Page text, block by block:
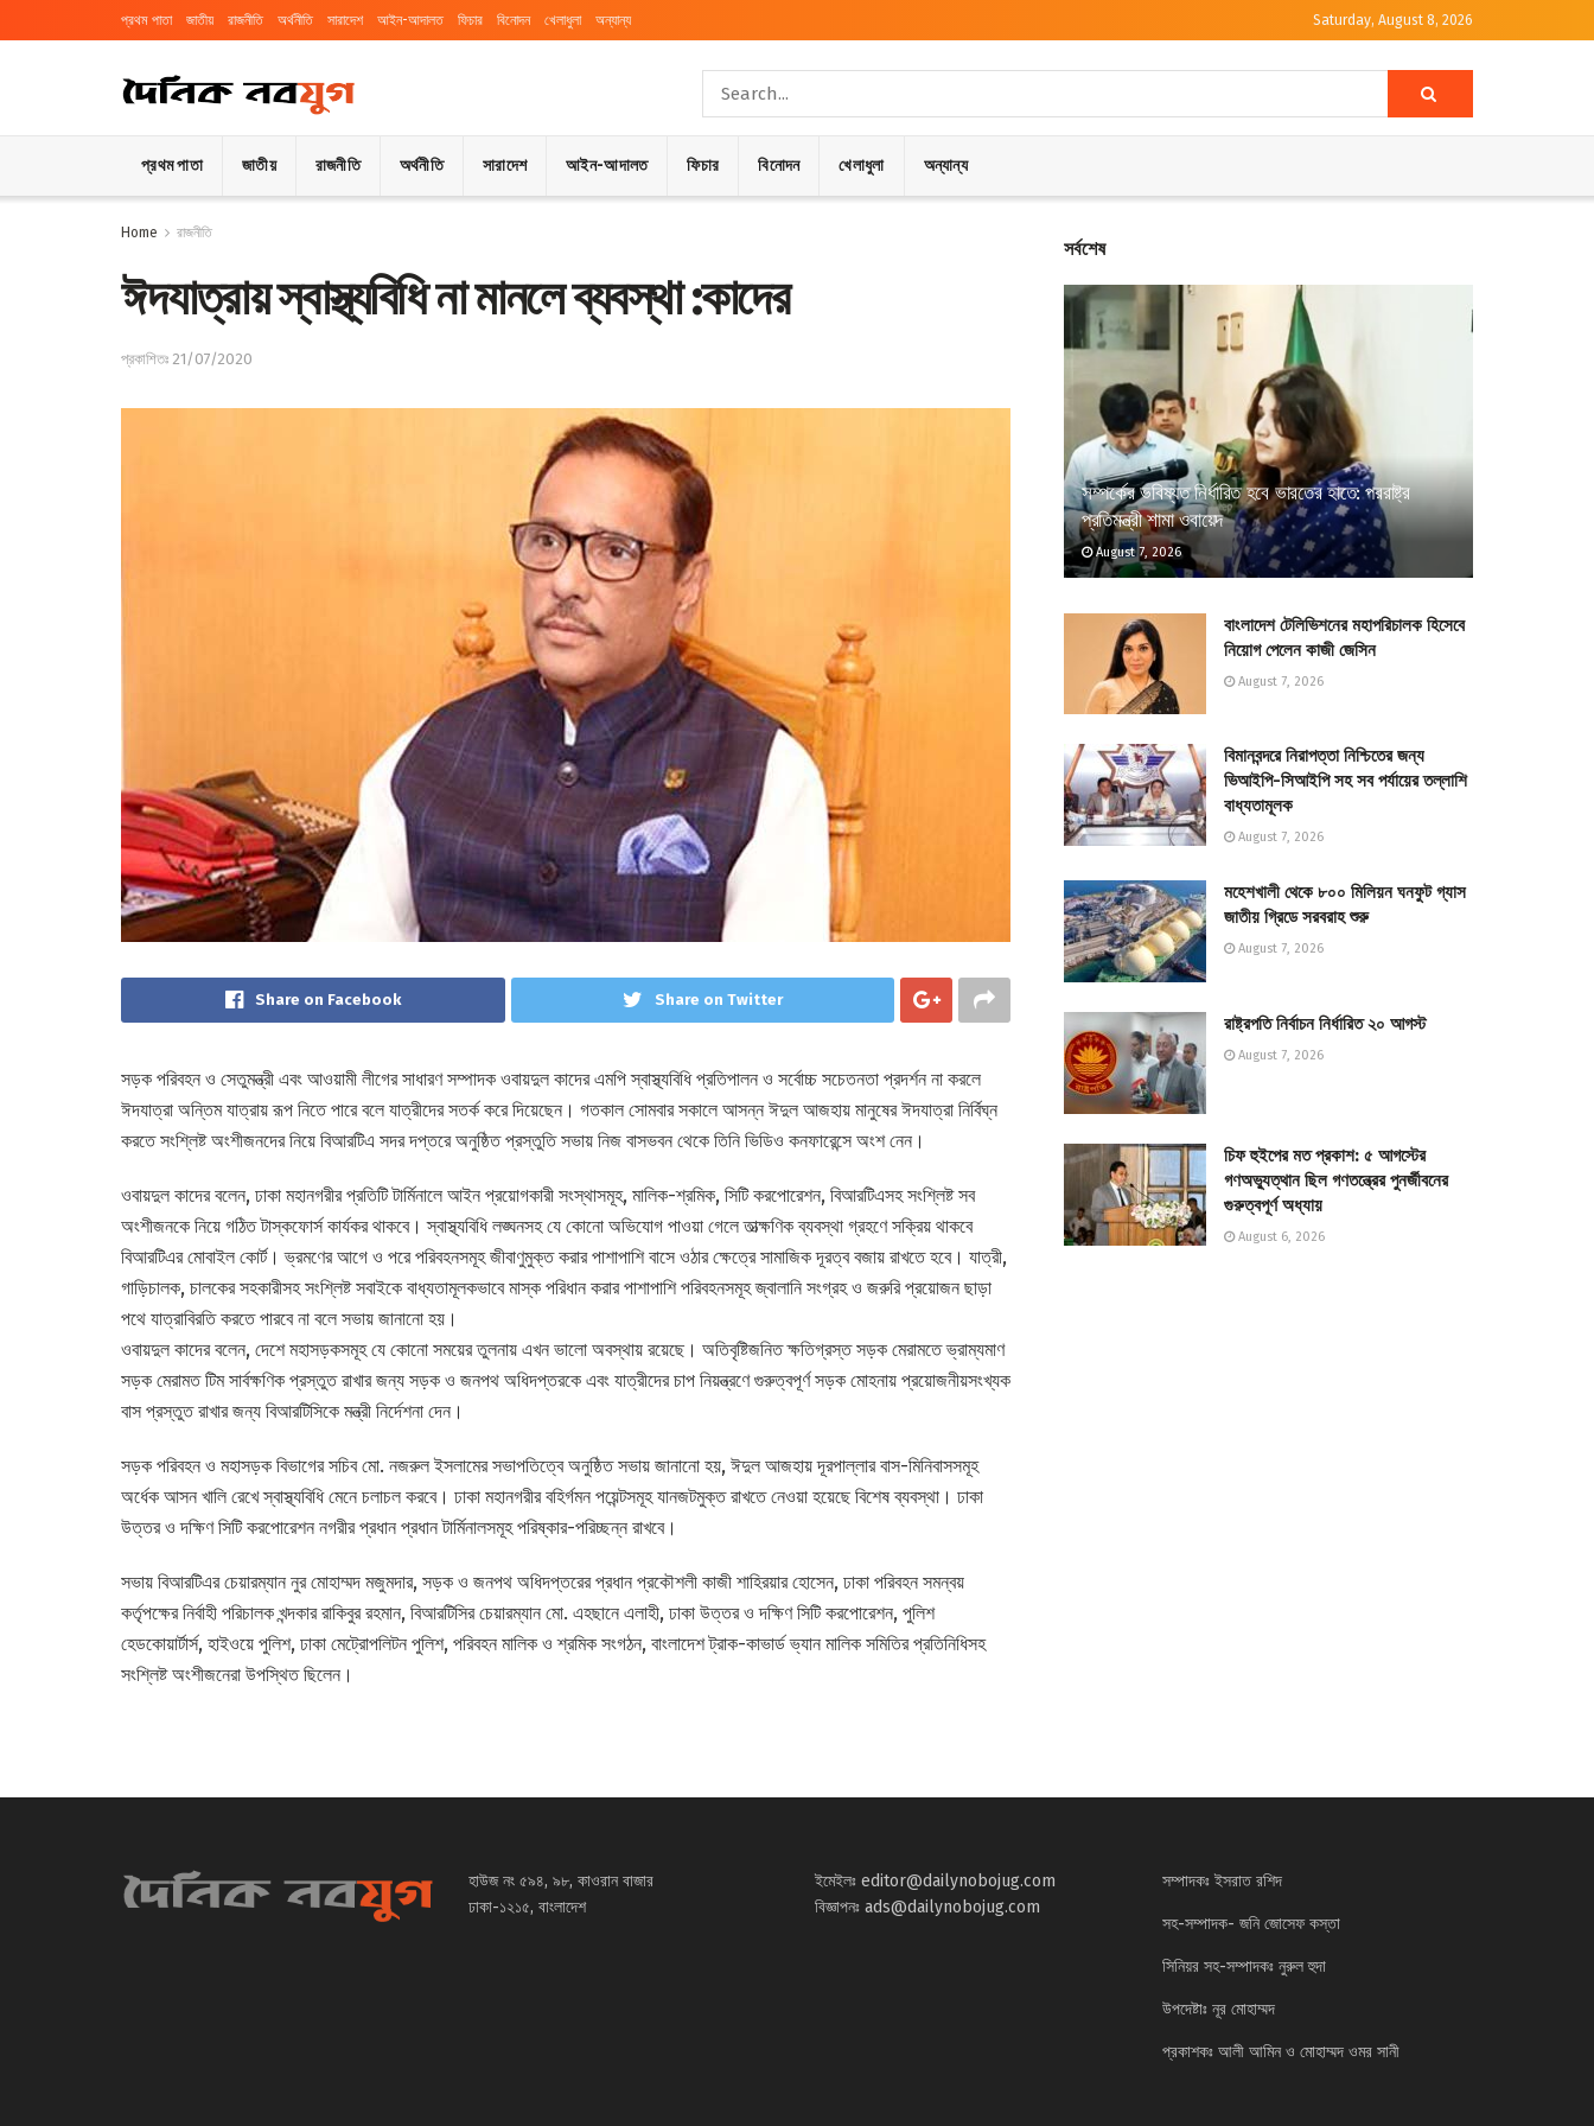
প্রথম পাতা জাতীয় রাজনীতি অর্থনীতি সারাদেশ আইন-আদালত ফিচার বিনোদন খেলাধুলা অন্যান্য Saturday, August 8, 2026
প্রথম পাতা জাতীয় রাজনীতি অর্থনীতি সারাদেশ আইন-আদালত ফিচার বিনোদন খেলাধুলা অন্যান্য
Home রাজনীতি
ঈদযাত্রায় স্বাস্থ্যবিধি না মানলে ব্যবস্থা :কাদের
প্রকাশিতঃ 21/07/2020
Share on Facebook Share on Twitter
সড়ক পরিবহন ও সেতুমন্ত্রী এবং আওয়ামী লীগের সাধারণ সম্পাদক ওবায়দুল কাদের এমপি স্বাস্থ্যবিধি প্রতিপালন ও সর্বোচ্চ সচেতনতা প্রদর্শন না করলে
ঈদযাত্রা অন্তিম যাত্রায় রূপ নিতে পারে বলে যাত্রীদের সতর্ক করে দিয়েছেন। গতকাল সোমবার সকালে আসন্ন ঈদুল আজহায় মানুষের ঈদযাত্রা নির্বিঘ্ন
করতে সংশ্লিষ্ট অংশীজনদের নিয়ে বিআরটিএ সদর দপ্তরে অনুষ্ঠিত প্রস্তুতি সভায় নিজ বাসভবন থেকে তিনি ভিডিও কনফারেন্সে অংশ নেন।
ওবায়দুল কাদের বলেন, ঢাকা মহানগরীর প্রতিটি টার্মিনালে আইন প্রয়োগকারী সংস্থাসমূহ, মালিক-শ্রমিক, সিটি করপোরেশন, বিআরটিএসহ সংশ্লিষ্ট সব
অংশীজনকে নিয়ে গঠিত টাস্কফোর্স কার্যকর থাকবে। স্বাস্থ্যবিধি লঙ্ঘনসহ যে কোনো অভিযোগ পাওয়া গেলে তাত্ক্ষণিক ব্যবস্থা গ্রহণে সক্রিয় থাকবে
বিআরটিএর মোবাইল কোর্ট। ভ্রমণের আগে ও পরে পরিবহনসমূহ জীবাণুমুক্ত করার পাশাপাশি বাসে ওঠার ক্ষেত্রে সামাজিক দূরত্ব বজায় রাখতে হবে। যাত্রী,
গাড়িচালক, চালকের সহকারীসহ সংশ্লিষ্ট সবাইকে বাধ্যতামূলকভাবে মাস্ক পরিধান করার পাশাপাশি পরিবহনসমূহ জ্বালানি সংগ্রহ ও জরুরি প্রয়োজন ছাড়া
পথে যাত্রাবিরতি করতে পারবে না বলে সভায় জানানো হয়।
ওবায়দুল কাদের বলেন, দেশে মহাসড়কসমূহ যে কোনো সময়ের তুলনায় এখন ভালো অবস্থায় রয়েছে। অতিবৃষ্টিজনিত ক্ষতিগ্রস্ত সড়ক মেরামতে ভ্রাম্যমাণ
সড়ক মেরামত টিম সার্বক্ষণিক প্রস্তুত রাখার জন্য সড়ক ও জনপথ অধিদপ্তরকে এবং যাত্রীদের চাপ নিয়ন্ত্রণে গুরুত্বপূর্ণ সড়ক মোহনায় প্রয়োজনীয়সংখ্যক
বাস প্রস্তুত রাখার জন্য বিআরটিসিকে মন্ত্রী নির্দেশনা দেন।
সড়ক পরিবহন ও মহাসড়ক বিভাগের সচিব মো. নজরুল ইসলামের সভাপতিত্বে অনুষ্ঠিত সভায় জানানো হয়, ঈদুল আজহায় দূরপাল্লার বাস-মিনিবাসসমূহ
অর্ধেক আসন খালি রেখে স্বাস্থ্যবিধি মেনে চলাচল করবে। ঢাকা মহানগরীর বহির্গমন পয়েন্টসমূহ যানজটমুক্ত রাখতে নেওয়া হয়েছে বিশেষ ব্যবস্থা। ঢাকা
উত্তর ও দক্ষিণ সিটি করপোরেশন নগরীর প্রধান প্রধান টার্মিনালসমূহ পরিষ্কার-পরিচ্ছন্ন রাখবে।
সভায় বিআরটিএর চেয়ারম্যান নুর মোহাম্মদ মজুমদার, সড়ক ও জনপথ অধিদপ্তরের প্রধান প্রকৌশলী কাজী শাহিরয়ার হোসেন, ঢাকা পরিবহন সমন্বয়
কর্তৃপক্ষের নির্বাহী পরিচালক খন্দকার রাকিবুর রহমান, বিআরটিসির চেয়ারম্যান মো. এহছানে এলাহী, ঢাকা উত্তর ও দক্ষিণ সিটি করপোরেশন, পুলিশ
হেডকোয়ার্টার্স, হাইওয়ে পুলিশ, ঢাকা মেট্রোপলিটন পুলিশ, পরিবহন মালিক ও শ্রমিক সংগঠন, বাংলাদেশ ট্রাক-কাভার্ড ভ্যান মালিক সমিতির প্রতিনিধিসহ
সংশ্লিষ্ট অংশীজনেরা উপস্থিত ছিলেন।
সর্বশেষ
সম্পর্কের ভবিষ্যত নির্ধারিত হবে ভারতের হাতে: পররাষ্ট্র
প্রতিমন্ত্রী শামা ওবায়েদ
August 7, 2026
বাংলাদেশ টেলিভিশনের মহাপরিচালক হিসেবে
নিয়োগ পেলেন কাজী জেসিন
August 7, 2026
বিমানবন্দরে নিরাপত্তা নিশ্চিতের জন্য
ভিআইপি-সিআইপি সহ সব পর্যায়ের তল্লাশি
বাধ্যতামূলক
August 7, 2026
মহেশখালী থেকে ৮০০ মিলিয়ন ঘনফুট গ্যাস
জাতীয় গ্রিডে সরবরাহ শুরু
August 7, 2026
রাষ্ট্রপতি নির্বাচন নির্ধারিত ২০ আগস্ট
August 7, 2026
চিফ হুইপের মত প্রকাশ: ৫ আগস্টের
গণঅভ্যুত্থান ছিল গণতন্ত্রের পুনর্জীবনের
গুরুত্বপূর্ণ অধ্যায়
August 6, 2026
হাউজ নং ৫৯৪, ৯৮, কাওরান বাজার
ঢাকা-১২১৫, বাংলাদেশ
ইমেইলঃ editor@dailynobojug.com
বিজ্ঞাপনঃ ads@dailynobojug.com
সম্পাদকঃ ইসরাত রশিদ
সহ-সম্পাদক- জনি জোসেফ কস্তা
সিনিয়র সহ-সম্পাদকঃ নুরুল হুদা
উপদেষ্টাঃ নূর মোহাম্মদ
প্রকাশকঃ আলী আমিন ও মোহাম্মদ ওমর সানী